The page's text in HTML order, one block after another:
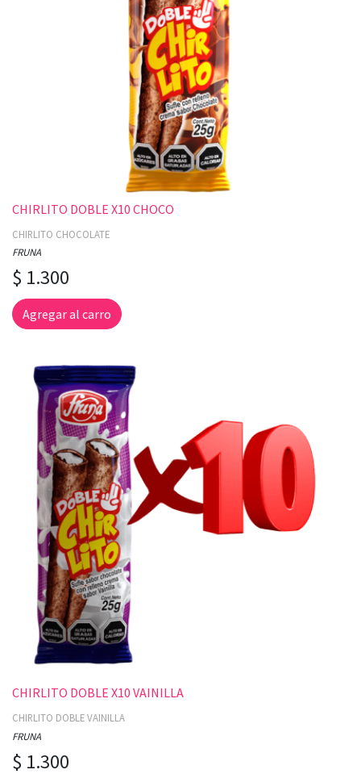
CHIRLITO DOBLE X10 CHOCO
CHIRLITO CHOCOLATE
FRUNA
$ 1.300
Agregar al carro
CHIRLITO DOBLE X10 VAINILLA
CHIRLITO DOBLE VAINILLA
FRUNA
$ 1.300